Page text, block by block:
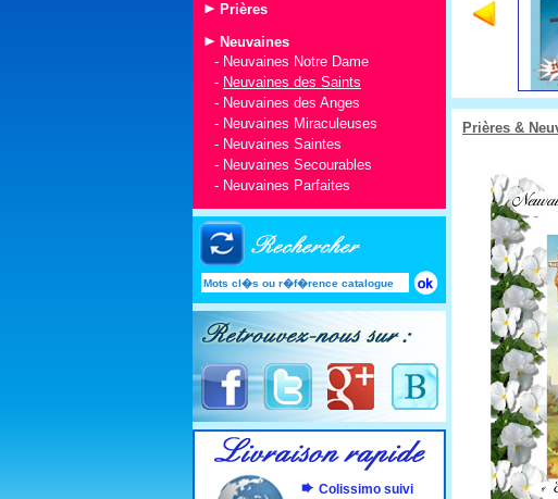
Prières
Neuvaines
- Neuvaines Notre Dame
- Neuvaines des Saints
- Neuvaines des Anges
- Neuvaines Miraculeuses
- Neuvaines Saintes
- Neuvaines Secourables
- Neuvaines Parfaites
Colissimo suivi
Prières &